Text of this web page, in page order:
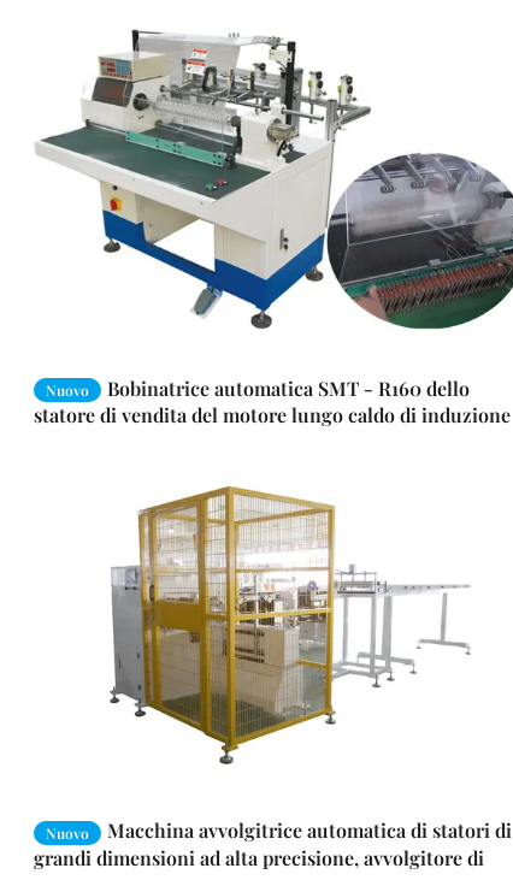
Nuovo
Bobinatrice automatica SMT - R160 dello
statore di vendita del motore lungo caldo di induzione
Nuovo
Macchina avvolgitrice automatica di statori di
grandi dimensioni ad alta precisione, avvolgitore di